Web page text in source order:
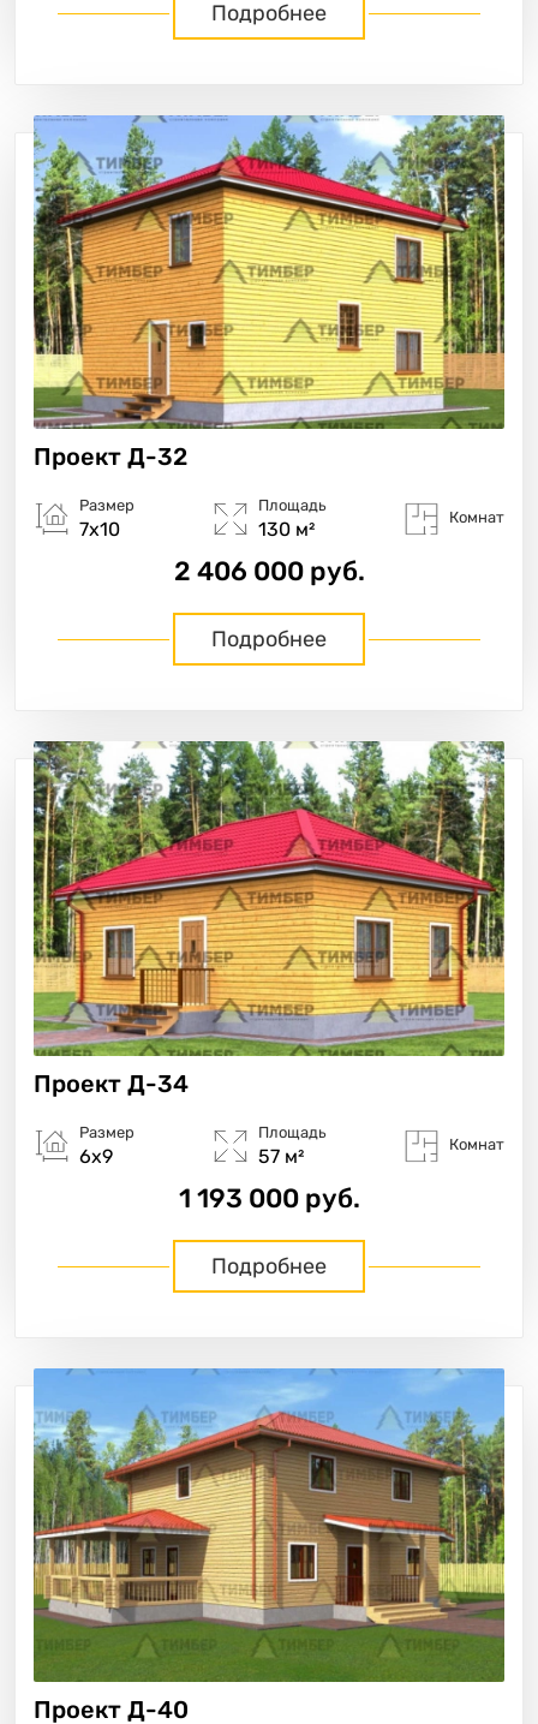
Подробнее
Проект Д-32
Размер
7х10
Площадь
130 м²
Комнат
2 406 000 руб.
Подробнее
Проект Д-34
Размер
6х9
Площадь
57 м²
Комнат
1 193 000 руб.
Подробнее
Проект Д-40